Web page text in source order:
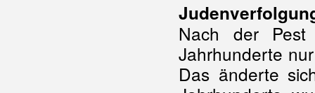
Nach der
Jahrhunderte
Das änderte